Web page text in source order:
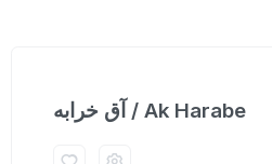
آق خرابه / Ak Harabe